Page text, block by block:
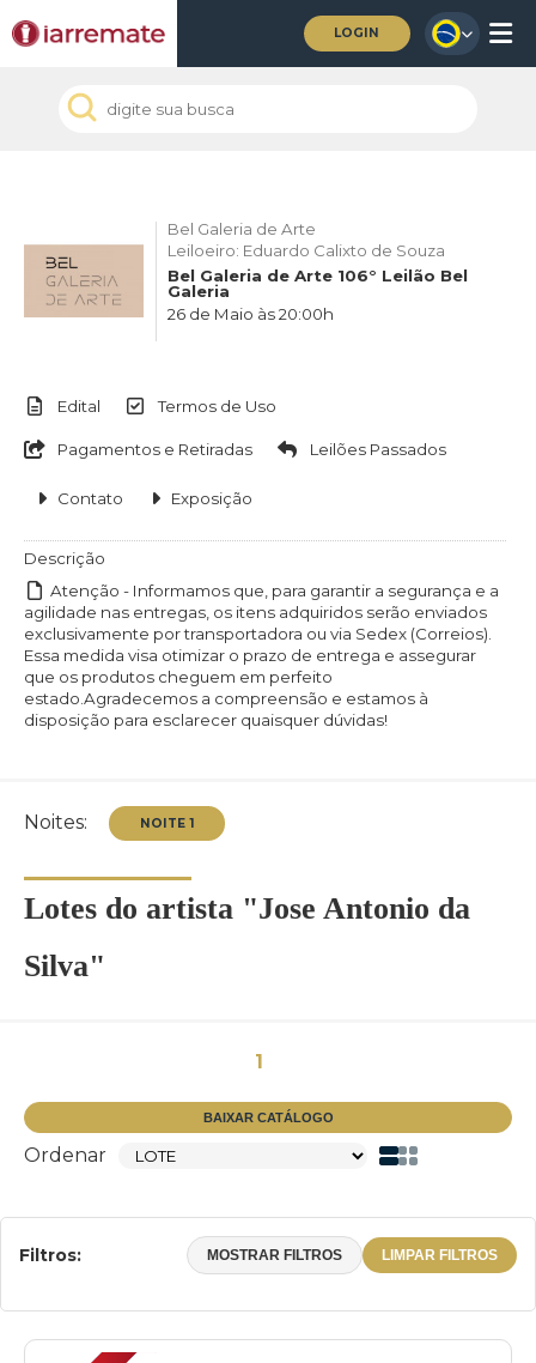
LOGIN
Bel Galeria de Arte
Leiloeiro: Eduardo Calixto de Souza
Bel Galeria de Arte 106° Leilão Bel
Galeria
26 de Maio às 20:00h
Edital Termos de Uso
Pagamentos e Retiradas Leilões Passados
Contato Exposição
Descrição
Atenção - Informamos que, para garantir a segurança e a
agilidade nas entregas, os itens adquiridos serão enviados
exclusivamente por transportadora ou via Sedex (Correios).
Essa medida visa otimizar o prazo de entrega e assegurar
que os produtos cheguem em perfeito
estado.Agradecemos a compreensão e estamos à
disposição para esclarecer quaisquer dúvidas!
Noites:
Lotes do artista "Jose Antonio da
Silva"
1
BAIXAR CATÁLOGO
Ordenar
Filtros: MOSTRAR FILTROS LIMPAR FILTROS